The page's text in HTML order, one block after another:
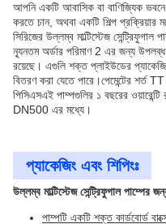
আপনি একটি আবাসিক বা বাণিজ্যিক
করতে চান, অথবা একটি শিল্প
সিরিজের উল্লম্ব মাল্টিস্টেজ
ন্যূনতম অর্ডার পরিমাণ 2 এর জন্য
রয়েছে। এগুলি শক্ত প্লাইউডের
বিতরণ করা যেতে পারে।পেমেন্টের শর্ত
পিসিএসএই পাম্পগুলির ১ বছরের
DN500 এর মধ্যে।
প্যাকেজিং এবং শিপিংঃ
উল্লম্ব মাল্টিস্টেজ সেন্ট্রিফুগাল পাম্পের
পাম্পটি একটি শক্ত কার্ডবোর্ড